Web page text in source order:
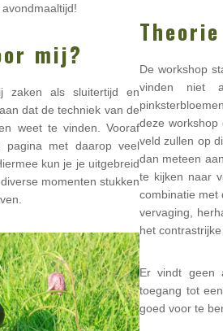
mij?
zaken als sluitertijd en
dat de techniek van de
weet te vinden. Vooraf
pagina met daarop veel
kun je je uitgebreid
momenten stukken
De workshop
vinden niet
deze workshop
veld zullen op
dan meteen
te kijken naar
combinatie met
vervaging,
het
Er vindt geen
toegang tot
goed voor te